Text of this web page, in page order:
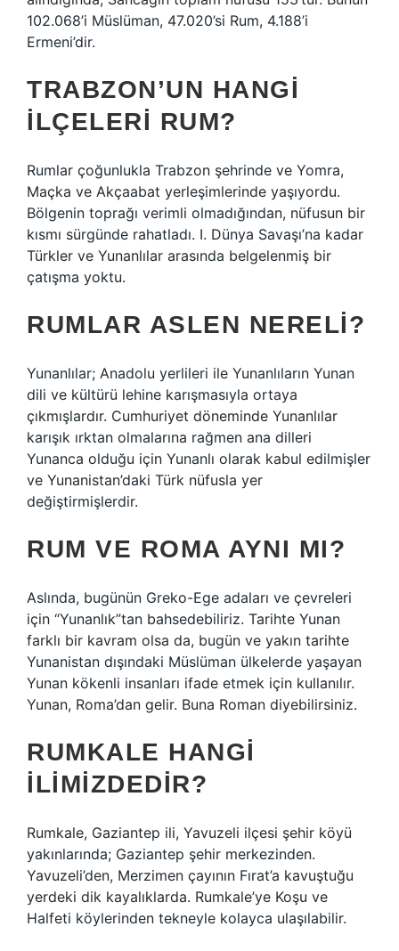
102.068’i Müslüman, 47.020’si Rum, 4.188’i
Ermeni’dir.
TRABZON’UN HANGI
ILÇELERI RUM?
Rumlar çoğunlukla Trabzon şehrinde ve Yomra,
Maçka ve Akçaabat yerleşimlerinde yaşıyordu.
Bölgenin toprağı verimli olmadığından, nüfusun bir
kısmı sürgünde rahatladı. I. Dünya Savaşı’na kadar
Türkler ve Yunanlılar arasında belgelenmiş bir
çatışma yoktu.
RUMLAR ASLEN NERELI?
Yunanlılar; Anadolu yerlileri ile Yunanlıların Yunan
dili ve kültürü lehine karışmasıyla ortaya
çıkmışlardır. Cumhuriyet döneminde Yunanlılar
karışık ırktan olmalarına rağmen ana dilleri
Yunanca olduğu için Yunanlı olarak kabul edilmişler
ve Yunanistan’daki Türk nüfusla yer
değiştirmişlerdir.
RUM VE ROMA AYNI MI?
Aslında, bugünün Greko-Ege adaları ve çevreleri
için “Yunanlık”tan bahsedebiliriz. Tarihte Yunan
farklı bir kavram olsa da, bugün ve yakın tarihte
Yunanistan dışındaki Müslüman ülkelerde yaşayan
Yunan kökenli insanları ifade etmek için kullanılır.
Yunan, Roma’dan gelir. Buna Roman diyebilirsiniz.
RUMKALE HANGI
ILIMIZDEDIR?
Rumkale, Gaziantep ili, Yavuzeli ilçesi şehir köyü
yakınlarında; Gaziantep şehir merkezinden.
Yavuzeli’den, Merzimen çayının Fırat’a kavuştuğu
yerdeki dik kayalıklarda. Rumkale’ye Koşu ve
Halfeti köylerinden tekneyle kolayca ulaşılabilir.